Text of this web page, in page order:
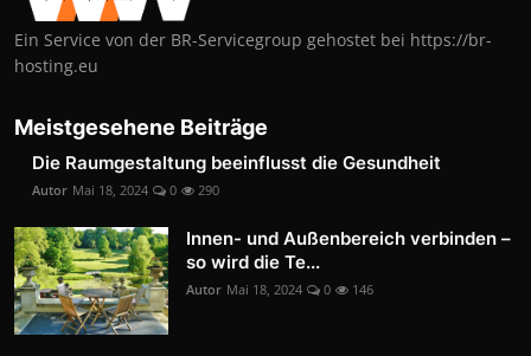
Ein Service von der BR-Servicegroup gehostet bei https://br-
hosting.eu
Meistgesehene Beiträge
Die Raumgestaltung beeinflusst die Gesundheit
Autor Mai 18, 2024 0 290
Innen- und Außenbereich verbinden –
so wird die Te...
Autor Mai 18, 2024 0 146